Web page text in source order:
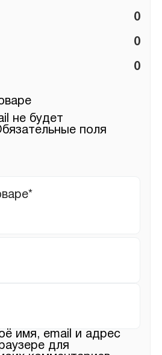
0
0
0
не будет
поля
имя, email и адрес
для